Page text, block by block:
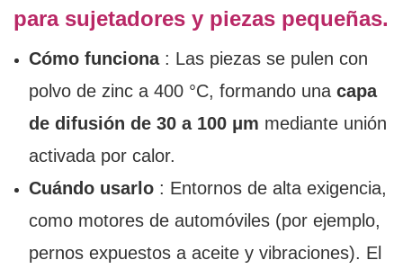
para sujetadores y piezas pequeñas.
Cómo funciona: Las piezas se pulen con
polvo de zinc a 400 °C, formando una capa
de difusión de 30 a 100 μm mediante unión
activada por calor.
Cuándo usarlo: Entornos de alta exigencia,
como motores de automóviles (por ejemplo,
pernos expuestos a aceite y vibraciones). El